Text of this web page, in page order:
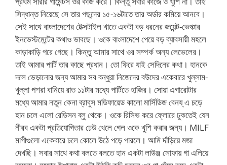
সিদ্ধান্ত নিয়েছে সে তার পছন্দের ১৫-১৬টাতে তার অর্ডার কমিয়ে আনবে।
সেই সাথে বাংলাদেশের টেক্সটাইল খাতে একটা বড় ধরনের জয়েন্ট-ভেঞ্চার
ইনভেস্টমেন্টের কথাও ভাবছে। ওকে বাংলাদেশে পেয়ে বড় ব্যাবসায়ী মহলে
কাড়াকাড়ি পরে গেছে। কিন্তু আমার সাথে ওর সম্পর্ক অন্য লেভেলের।
তাই আমার পার্টি তার কাছে প্রধান। তো ফিরে যাই সেদিনের কথা। হানকে
দলে ভেড়ানোর জন্য আমার সব বন্ধুরা নিজেদের বউদের একেবারে খুল্লাম-
খুল্লা পশরা বানিয়ে রাত ১১টার মধ্যে পার্টিতে হাজির। সোয়া এগারোটার
মধ্যে আমার নতুন কেনা ব্রাবুস মডিফায়েড কালো মার্সিডিজ বেনয্ এ চড়ে
হান চলে এলো রেডিসন ব্লু থেকে। ওকে রিসিভ করে ফ্লোরে ঢুকতেই যেন
নীরব একটা প্রতিযোগিতার ঢেউ খেলে গেল ওকে খুশি করার জন্য। MILF
মাগীগুলো একেবারে ঢলে কোলে উঠে পড়ে পারলে। আমি দাঁড়িয়ে মজা
দেখছি। সবার সাথে কথা বলতে বলতে হান একটা লাউঞ্জ সোফায় গা এলিয়ে